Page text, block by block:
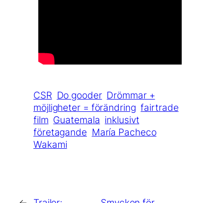
CSR Do gooder Drömmar +
möjligheter = förändring fairtrade
film Guatemala inklusivt
företagande María Pacheco
Wakami